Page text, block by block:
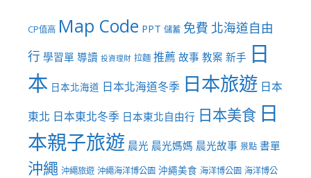
CP值高 Map Code PPT 儲蓄 免費 北海道自由
行 學習單 導讀 投資理財 拉麵 推薦 故事 教案 新手 日
本 日本北海道 日本北海道冬季 日本旅遊 日本
東北 日本東北冬季 日本東北自由行 日本美食 日
本親子旅遊 晨光 晨光媽媽 晨光故事 景點 書單
沖繩 沖繩旅遊 沖繩海洋博公園 沖繩美食 海洋博公園 海洋博公